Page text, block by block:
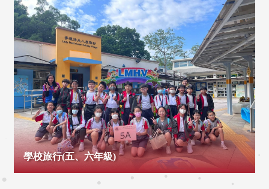
學校旅行(五、六年級)